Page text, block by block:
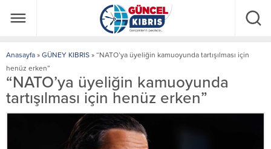
Anasayfa » GÜNEY KIBRIS » “NATO’ya üyeliğin kamuoyunda tartışılması için
henüz erken”
“NATO’ya üyeliğin kamuoyunda
tartışılması için henüz erken”